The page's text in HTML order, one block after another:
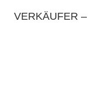
VERKÄUFER